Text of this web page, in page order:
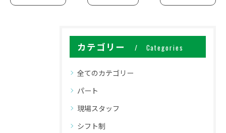
カテゴリー Categories
全てのカテゴリー
パート
現場スタッフ
シフト制